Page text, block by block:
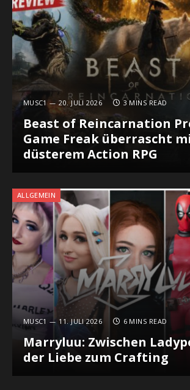
MUSC1 20. JULI 2026 3 MINS READ
Beast of Reincarnation
Game Freak überrascht
düsterem Action RPG
ALLGEMEIN
MUSC1 11. JULI 2026 6 MINS READ
Marryluu: Zwischen
der Liebe zum Crafting